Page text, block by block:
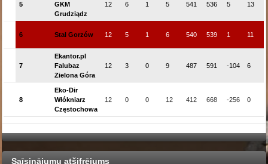
5
GKM
Grudziądz
12 6 1 5 541 536 5 13
6 Stal Gorzów 12 5 1 6 540 539 1 11
7
Ekantor.pl
Falubaz
Zielona Góra
12 3 0 9 487 591 -104 6
8
Eko-Dir
Włókniarz
Częstochowa
12 0 0 12 412 668 -256 0
Saīsinājumu atšifrējums